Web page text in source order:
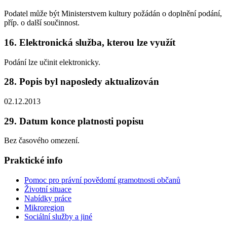
Podatel může být Ministerstvem kultury požádán o doplnění podání,
příp. o další součinnost.
16. Elektronická služba, kterou lze využít
Podání lze učinit elektronicky.
28. Popis byl naposledy aktualizován
02.12.2013
29. Datum konce platnosti popisu
Bez časového omezení.
Praktické info
Pomoc pro právní povědomí gramotnosti občanů
Životní situace
Nabídky práce
Mikroregion
Sociální služby a jiné